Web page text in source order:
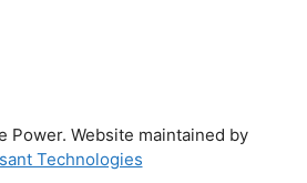
Power. Website maintained by
Technologies